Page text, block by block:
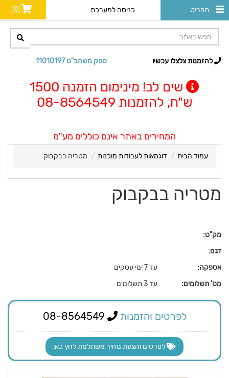
תפריט כניסה למערכת (0)
ספק משהב"ט 11010197 להזמנות צלצלו עכשיו
שים לב! מינימום הזמנה 1500
ש"ח, להזמנות 08-8564549
המחירים באתר אינם כוללים מע"מ
עמוד הבית דוגמאות לעבודות מוכנות מטריה בבקבוק
מטריה בבקבוק
מק"ט:
דגם:
אספקה:
עד 7 ימי עסקים
מס' תשלומים:
עד 3 תשלומים
לפרטים והזמנות
לפרטים והצעת מחיר משתלמת לחץ כאן